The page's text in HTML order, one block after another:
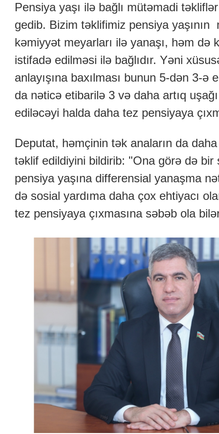
Pensiya yaşı ilə bağlı mütəmadi
gedib. Bizim təklifimiz pensiya
kəmiyyət meyarları ilə yanaşı, həm də
istifadə edilməsi ilə bağlıdır. Yəni
anlayışına baxılması bunun 5-dən 3-
da nəticə etibarilə 3 və daha artıq
ediləcəyi halda daha tez pensiyaya
Deputat, həmçinin tək anaların da
təklif edildiyini bildirib: "Ona görə də bir
pensiya yaşına differensial yanaşma
də sosial yardıma daha çox ehtiyacı
tez pensiyaya çıxmasına səbəb ola